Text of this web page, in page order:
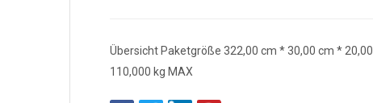
Übersicht Paketgröße 322,00 cm * 30,00 cm *
110,000 kg MAX